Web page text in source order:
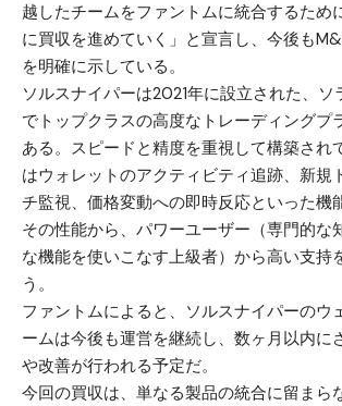
越したチームをファントムに統合するため
に買収を進めていく」と宣言し、今後も
を明確に示している。
ソルスナイパーは2021年に設立された、ソ
でトップクラスの高度なトレーディングプ
ある。スピードと精度を重視して構築され
はウォレットのアクティビティ追跡、新規
チ監視、価格変動への即時反応といった機
その性能から、パワーユーザー（専門的な
な機能を使いこなす上級者）から高い支持
う。
ファントムによると、ソルスナイパーのウ
ームは今後も運営を継続し、数ヶ月以内に
や改善が行われる予定だ。
今回の買収は、単なる製品の統合に留まら